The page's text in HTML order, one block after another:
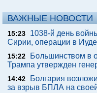
ВАЖНЫЕ НОВОСТИ
15:23
1038-й день
Сирии, операции в
15:22
Большинством в
Трампа утвержден
14:42
Болгария
за взрыв БПЛА на